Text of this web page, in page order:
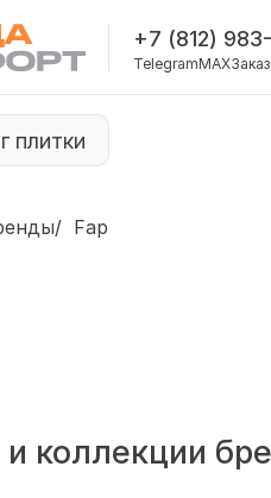
+7 (812)
TelegramMAX
плитки
Fap
коллекции